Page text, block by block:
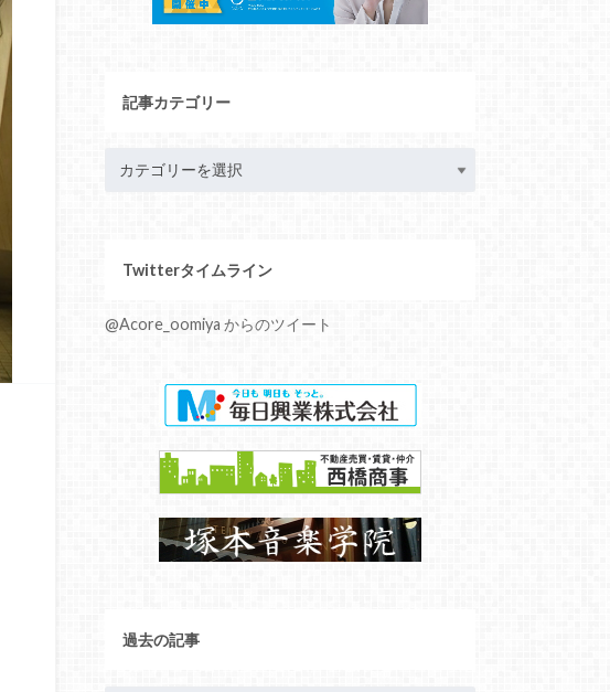
記事カテゴリー
Twitterタイムライン
@Acore_oomiya からのツイート
過去の記事